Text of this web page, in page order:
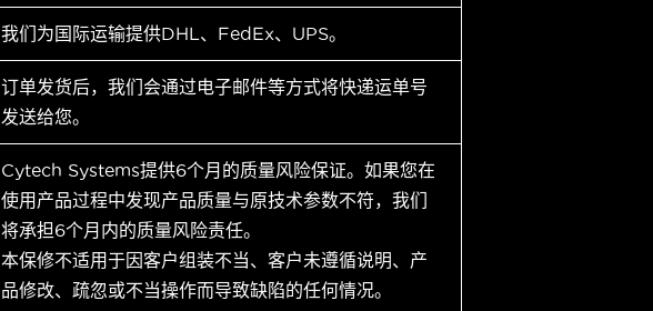
我们为国际运输提供DHL、FedEx、UPS。
订单发货后，我们会通过电子邮件等方式将快递运单号
发送给您。
Cytech Systems提供6个月的质量风险保证。如果您在
使用产品过程中发现产品质量与原技术参数不符，我们
将承担6个月内的质量风险责任。
本保修不适用于因客户组装不当、客户未遵循说明、产
品修改、疏忽或不当操作而导致缺陷的任何情况。